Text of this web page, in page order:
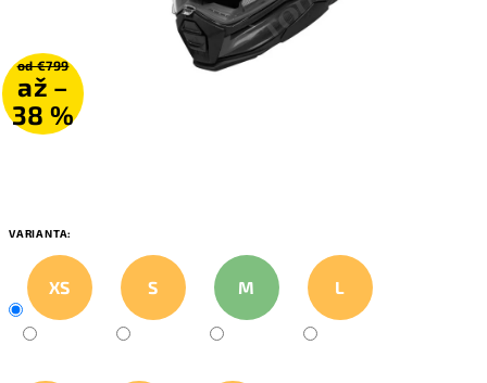
VARIANTA:
XS S M L
od €799
až –
38 %